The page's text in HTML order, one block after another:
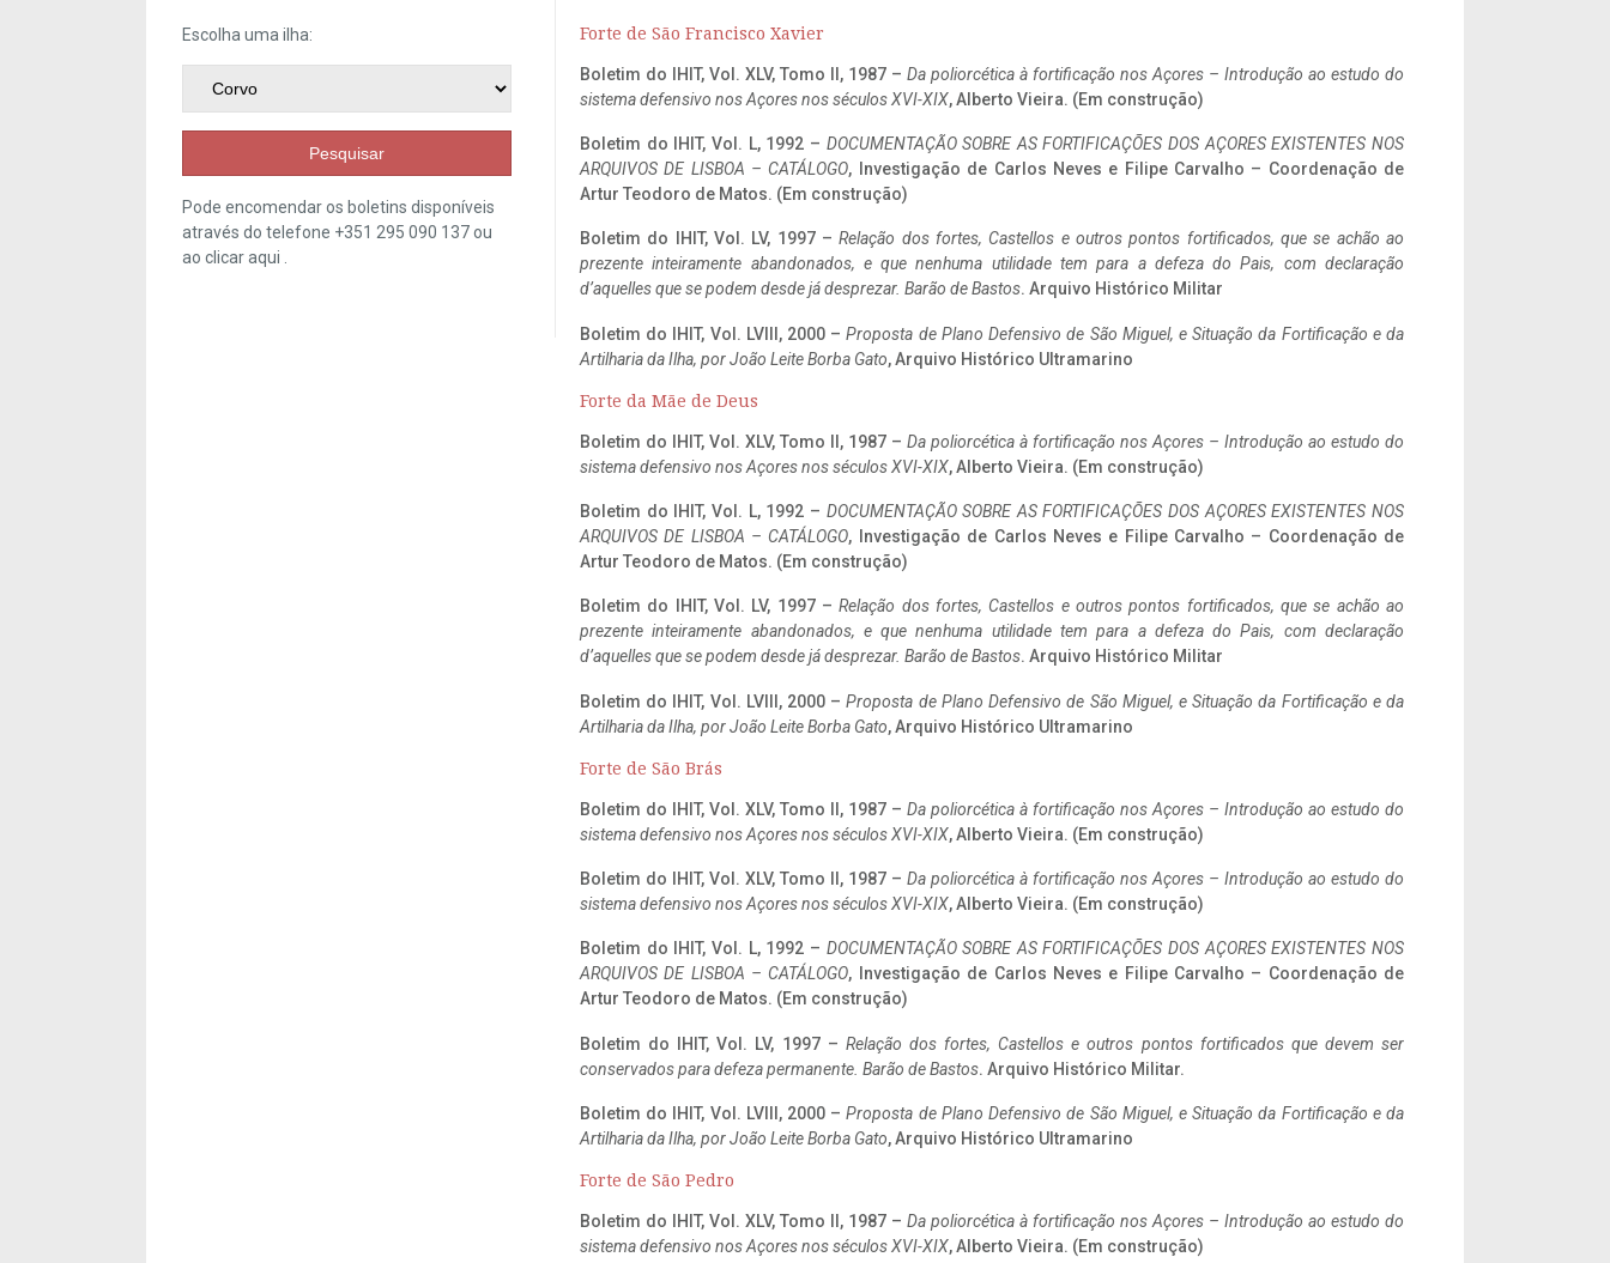
Escolha uma ilha:
Pesquisar
Pode encomendar os boletins disponíveis
através do telefone +351 295 090 137 ou
ao clicaraqui
Forte de São Francisco Xavier
Boletim do IHIT, Vol. XLV, Tomo II, 1987 – Da poliorcética à fortificação nos Açores – Introdução ao estudo do
sistema defensivo nos Açores nos séculos XVI-XIX, Alberto Vieira. (Em construção)
Boletim do IHIT, Vol. L, 1992 – DOCUMENTAÇÃO SOBRE AS FORTIFICAÇÕES DOS AÇORES EXISTENTES NOS
ARQUIVOS DE LISBOA – CATÁLOGO, Investigação de Carlos Neves e Filipe Carvalho – Coordenação de
Artur Teodoro de Matos. (Em construção)
Boletim do IHIT, Vol. LV, 1997 –Relação dos fortes, Castellos e outros pontos fortificados, que se achão ao
prezente inteiramente abandonados, e que nenhuma utilidade tem para a defeza do Pais, com declaração
d’aquelles que se podem desde já desprezar. Barão de Bastos. Arquivo Histórico Militar
Boletim do IHIT, Vol. LVIII, 2000 –Proposta de Plano Defensivo de São Miguel, e Situação da Fortificação e da
Artilharia da Ilha, por João Leite Borba Gato, Arquivo Histórico Ultramarino
Forte da Mãe de Deus
Boletim do IHIT, Vol. XLV, Tomo II, 1987 – Da poliorcética à fortificação nos Açores – Introdução ao estudo do
sistema defensivo nos Açores nos séculos XVI-XIX, Alberto Vieira. (Em construção)
Boletim do IHIT, Vol. L, 1992 – DOCUMENTAÇÃO SOBRE AS FORTIFICAÇÕES DOS AÇORES EXISTENTES NOS
ARQUIVOS DE LISBOA – CATÁLOGO, Investigação de Carlos Neves e Filipe Carvalho – Coordenação de
Artur Teodoro de Matos. (Em construção)
Boletim do IHIT, Vol. LV, 1997 –Relação dos fortes, Castellos e outros pontos fortificados, que se achão ao
prezente inteiramente abandonados, e que nenhuma utilidade tem para a defeza do Pais, com declaração
d’aquelles que se podem desde já desprezar. Barão de Bastos. Arquivo Histórico Militar
Boletim do IHIT, Vol. LVIII, 2000 –Proposta de Plano Defensivo de São Miguel, e Situação da Fortificação e da
Artilharia da Ilha, por João Leite Borba Gato, Arquivo Histórico Ultramarino
Forte de São Brás
Boletim do IHIT, Vol. XLV, Tomo II, 1987 – Da poliorcética à fortificação nos Açores – Introdução ao estudo do
sistema defensivo nos Açores nos séculos XVI-XIX, Alberto Vieira. (Em construção)
Boletim do IHIT, Vol. XLV, Tomo II, 1987 – Da poliorcética à fortificação nos Açores – Introdução ao estudo do
sistema defensivo nos Açores nos séculos XVI-XIX, Alberto Vieira. (Em construção)
Boletim do IHIT, Vol. L, 1992 – DOCUMENTAÇÃO SOBRE AS FORTIFICAÇÕES DOS AÇORES EXISTENTES NOS
ARQUIVOS DE LISBOA – CATÁLOGO, Investigação de Carlos Neves e Filipe Carvalho – Coordenação de
Artur Teodoro de Matos. (Em construção)
Boletim do IHIT, Vol. LV, 1997 – Relação dos fortes, Castellos e outros pontos fortificados que devem ser
conservados para defeza permanente. Barão de Bastos. Arquivo Histórico Militar.
Boletim do IHIT, Vol. LVIII, 2000 –Proposta de Plano Defensivo de São Miguel, e Situação da Fortificação e da
Artilharia da Ilha, por João Leite Borba Gato, Arquivo Histórico Ultramarino
Forte de São Pedro
Boletim do IHIT, Vol. XLV, Tomo II, 1987 – Da poliorcética à fortificação nos Açores – Introdução ao estudo do
sistema defensivo nos Açores nos séculos XVI-XIX, Alberto Vieira. (Em construção)